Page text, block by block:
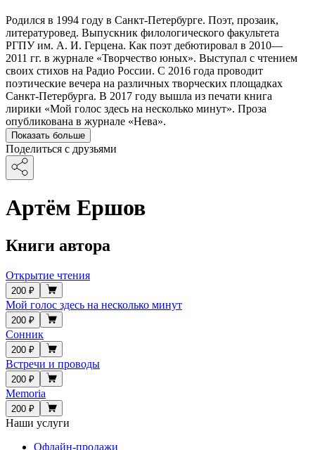
Родился в 1994 году в Санкт-Петербурге. Поэт, прозаик,
литературовед. Выпускник филологического факультета
РГПУ им. А. И. Герцена. Как поэт дебютировал в 2010—
2011 гг. в журнале «Творчество юных». Выступал с чтением
своих стихов на Радио России. С 2016 года проводит
поэтические вечера на различных творческих площадках
Санкт-Петербурга. В 2017 году вышла из печати книга
лирики «Мой голос здесь на несколько минут». Проза
опубликована в журнале «Нева».
Показать больше
Поделиться с друзьями
Артём Ершов
Книги автора
Открытие чтения
200 ₽
Мой голос здесь на несколько минут
200 ₽
Сонник
200 ₽
Встречи и проводы
200 ₽
Memoria
200 ₽
Наши услуги
Офлайн-продажи